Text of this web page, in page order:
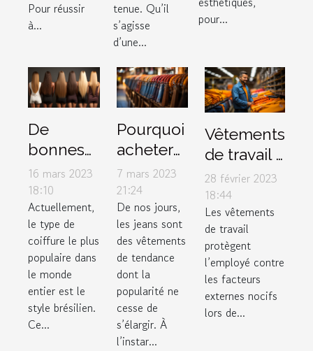
Pour réussir
à...
tenue. Qu’il
s’agisse
d’une...
pour...
De
bonnes
raisons
d’utiliser
le lissage
brésilien
16 mars 2023
18:10
Actuellement,
le type de
coiffure le plus
populaire dans
le monde
entier est le
style brésilien.
Ce...
Pourquoi
acheter
des jeans
femme
auprès
d’un
grossiste
en ligne ?
7 mars 2023
21:24
De nos jours,
les jeans sont
des vêtements
de tendance
dont la
popularité ne
cesse de
s’élargir. À
l’instar...
Vêtements
de travail :
pourquoi
est-ce si
important
?
28 février 2023
18:44
Les vêtements
de travail
protègent
l’employé contre
les facteurs
externes nocifs
lors de...